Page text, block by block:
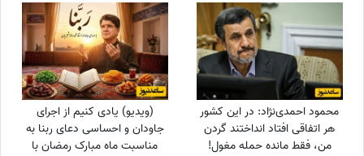
محمود احمدی‌نژاد: در این کشور
هر اتفاقی افتاد انداختند گردن
من، فقط مانده حمله مغول!
(ویدیو) یادی کنیم از اجرای
جاودان و احساسی دعای ربنا به
مناسبت ماه مبارک رمضان با